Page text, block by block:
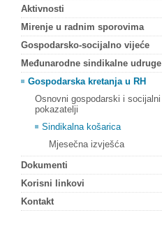
Aktivnosti
Mirenje u radnim sporovima
Gospodarsko-socijalno vijeće
Međunarodne sindikalne udruge
Gospodarska kretanja u RH
Osnovni gospodarski i socijalni
pokazatelji
Sindikalna košarica
Mjesečna izvješća
Dokumenti
Korisni linkovi
Kontakt